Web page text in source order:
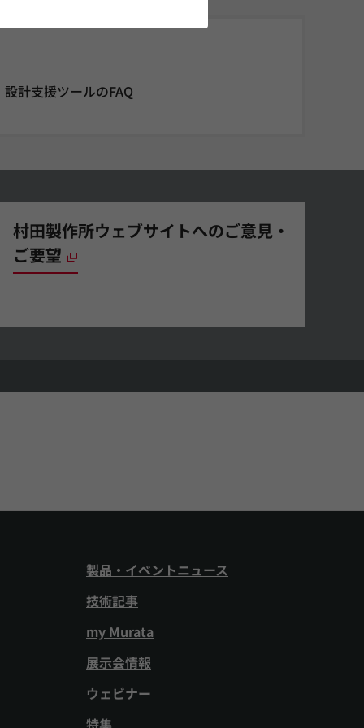
設計支援ツールのFAQ
村田製作所ウェブサイトへのご意見・
ご要望
製品・イベントニュース
技術記事
my Murata
展示会情報
ウェビナー
特集